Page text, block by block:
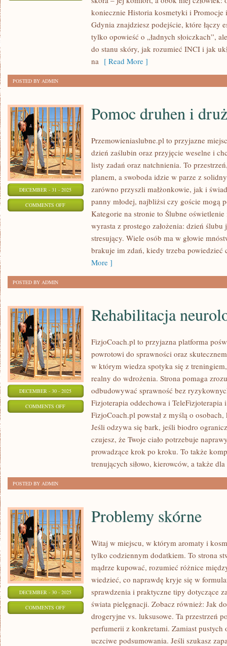
koniecznie Historia kosmetyki i
Gdynia znajdziesz podejście, które łączy
tylko opowieść o „ładnych słoiczkach”,
do stanu skóry, jak rozumieć INCI i jak
na [ Read More ]
POSTED BY ADMIN
DECEMBER - 31 - 2025
COMMENTS OFFON
Pomoc druhen i
Przemowieniaslubne.pl to przyjazne
dzień zaślubin oraz przyjęcie weselne i
listy zadań oraz natchnienia. To
planem, a swoboda idzie w parze z
zarówno przyszli małżonkowie, jak i
panny młodej, najbliżsi czy goście mogą
Kategorie na stronie to Ślubne
wyrasta z prostego założenia: dzień
stresujący. Wiele osób ma w głowie
brakuje im zdań, kiedy trzeba powiedzieć
More ]
POSTED BY ADMIN
DECEMBER - 30 - 2025
COMMENTS OFFON
REHABILITACJA
NEUROLOGICZNA
Rehabilitacja
FizjoCoach.pl to przyjazna platforma
powrotowi do sprawności oraz
w którym wiedza spotyka się z
realny do wdrożenia. Strona pomaga
odbudowywać sprawność bez
Fizjoterapia oddechowa i TeleFizjoterapia
FizjoCoach.pl powstał z myślą o
Jeśli odzywa się bark, jeśli biodro
czujesz, że Twoje ciało potrzebuje
prowadzące krok po kroku. To także
trenujących siłowo, kierowców, a także
POSTED BY ADMIN
DECEMBER - 30 - 2025
COMMENTS OFFON
PROBLEMY
Problemy skórne
Witaj w miejscu, w którym aromaty i
tylko codziennym dodatkiem. To strona
mądrze kupować, rozumieć różnice
wiedzieć, co naprawdę kryje się w
sprawdzenia i praktyczne tipy dotyczące
świata pielęgnacji. Zobacz również: Jak
drogeryjne vs. luksusowe. Ta przestrzeń
perfumerii z konkretami. Zamiast pustych
uczciwe podsumowania. Jeśli szukasz